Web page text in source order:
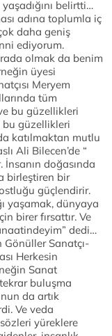
belirtti…
adına toplumla iç
daha geniş
ediyorum.
olmak da benim
üyesi
Meryem
tüm
bu güzellikleri
bu güzellikleri
katılmaktan mutlu
Ali Bilecen’de “
doğasında
birleştiren bir
güçlendirir.
yaşamak, dünyaya
birer fırsattır. Ve
dedi…
Gönüller Sanatçı-
Herkesin
Sanat
buluşma
da artık
Ve veda
yüreklere